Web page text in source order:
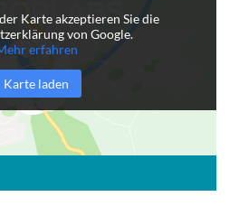
Karte akzeptieren Sie die
von Google.
erfahren
Karte laden